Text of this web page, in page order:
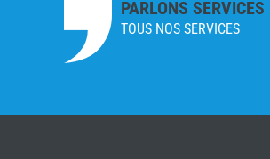
PARLONS SERVICES
TOUS NOS SERVICES